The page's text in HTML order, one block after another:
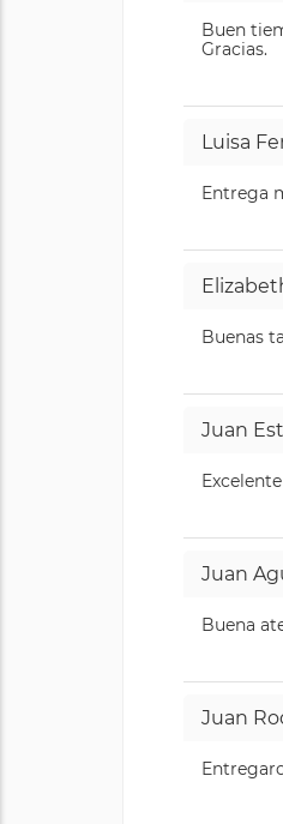
Buen
Gracias.
Luisa
Entrega
Buenas
Juan
Juan
Buena
Juan